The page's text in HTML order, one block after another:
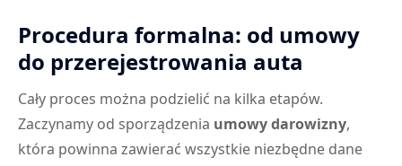
Procedura formalna: od umowy
do przerejestrowania auta
Cały proces można podzielić na kilka etapów.
Zaczynamy od sporządzenia umowy darowizny,
która powinna zawierać wszystkie niezbędne dane